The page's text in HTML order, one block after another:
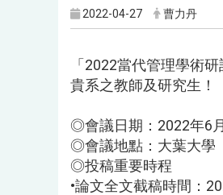
2022-04-27 曹力丹
「2022當代管理學術
貴系之教師及研究生！
◎會議日期：2022年6
◎會議地點：大葉大學
◎投稿重要時程
•論文全文截稿時間：